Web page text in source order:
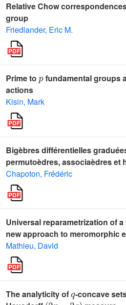
Relative Chow
group
Friedlander, Eric M.
Prime to
fundamental groups
actions
Kisin, Mark
Bigèbres différentielles
permutoèdres, associaèdres et
Chapoton, Frédéric
Universal reparametrization of
new approach to meromorphic
Mathieu, David
The analyticity of -concave
(2n-2q)